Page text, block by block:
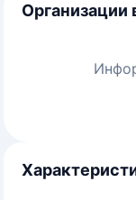
Организации